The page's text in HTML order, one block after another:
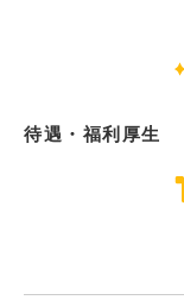
待遇・福利厚生